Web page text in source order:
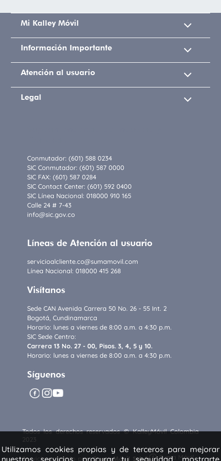
Mi Kalley Móvil
Información Importante
Atención al usuario
Legal
Conmutador: (601) 588 0234
SIC Conmutador: (601) 587 0000
SIC FAX: (601) 587 0284
SIC Contact Center: (601) 592 0400
SIC Línea Nacional: 018000 910 165
Calle 24 # 7-43
info@sic.gov.co
Líneas de Atención al usuario
servicioalcliente.co@sumamovil.com
Línea Nacional: 018000 415 268
Visítanos
Sede CAN Avenida Carrera 50 No. 26 - 55 Int. 2
Bogotá, Cundinamarca
Horario: lunes a viernes de 8:00 a.m. a 4:30 p.m.
SIC Sede Centro:
Carrera 13 No. 27 - 00, Pisos. 3, 4, 5 y 10.
Horario: lunes a viernes de 8:00 a.m. a 4:30 p.m.
Síguenos
facebookinstagram
Todos los derechos reservados © KalleyMóvil Colombia
2023
Servicio prestado por Suma Móvil S.A.S. Suma Móvil
Utilizamos cookies propias y de terceros para mejorar
nuestros servicios, procurar tu seguridad, mostrarte